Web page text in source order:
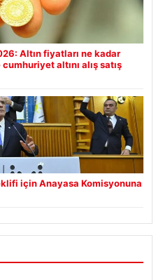
Altın fiyatları ne kadar
altını alış satış
için Anayasa Komisyonuna